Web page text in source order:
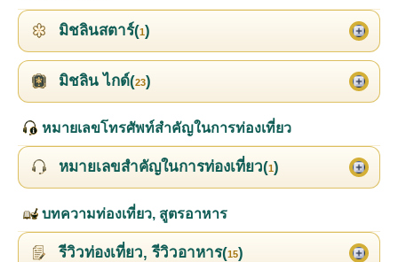
มิชลินสตาร์(1)
มิชลิน ไกด์(23)
หมายเลขโทรศัพท์สำคัญในการท่องเที่ยว
หมายเลขสำคัญในการท่องเที่ยว(1)
บทความท่องเที่ยว, สูตรอาหาร
รีวิวท่องเที่ยว, รีวิวอาหาร(15)